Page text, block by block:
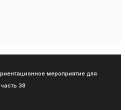
мероприятие для
38